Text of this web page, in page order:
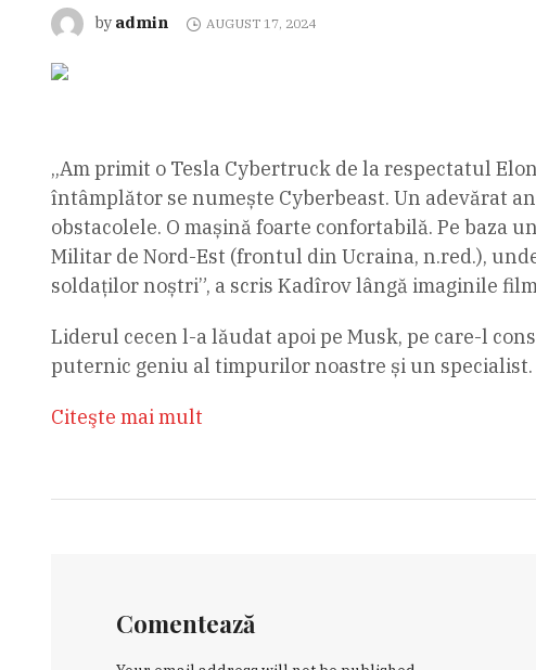
by admin AUGUST 17, 2024
„Am primit o Tesla Cybertruck de la respectatul
întâmplător se numește Cyberbeast. Un adevărat
obstacolele. O mașină foarte confortabilă. Pe
Militar de Nord-Est (frontul din Ucraina, n.red.),
soldaților noștri”, a scris Kadîrov lângă imaginile
Liderul cecen l-a lăudat apoi pe Musk, pe care-l
puternic geniu al timpurilor noastre și un
Citeşte mai mult
Comentează